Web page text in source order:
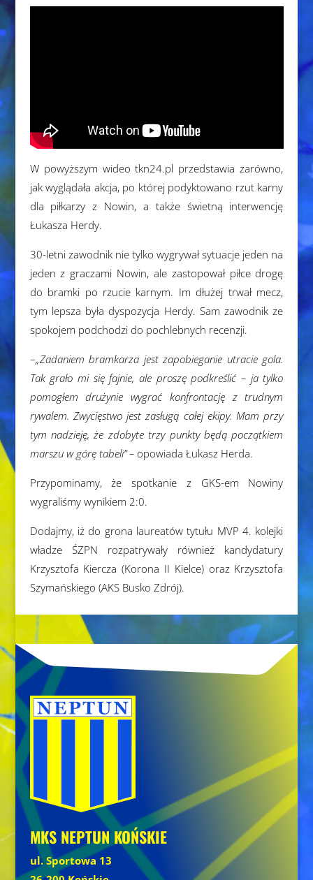
W powyższym wideo tkn24.pl przedstawia zarówno,
jak wyglądała akcja, po której podyktowano rzut karny
dla piłkarzy z Nowin, a także świetną interwencję
Łukasza Herdy.
30-letni zawodnik nie tylko wygrywał sytuacje jeden na
jeden z graczami Nowin, ale zastopował piłce drogę
do bramki po rzucie karnym. Im dłużej trwał mecz,
tym lepsza była dyspozycja Herdy. Sam zawodnik ze
spokojem podchodzi do pochlebnych recenzji.
–„Zadaniem bramkarza jest zapobieganie utracie gola.
Tak grało mi się fajnie, ale proszę podkreślić – ja tylko
pomogłem drużynie wygrać konfrontację z trudnym
rywalem. Zwycięstwo jest zasługą całej ekipy. Mam przy
tym nadzieję, że zdobyte trzy punkty będą początkiem
marszu w górę tabeli” –opowiada Łukasz Herda.
Przypominamy, że spotkanie z GKS-em Nowiny
wygraliśmy wynikiem 2:0.
Dodajmy, iż do grona laureatów tytułu MVP 4. kolejki
władze ŚZPN rozpatrywały również kandydatury
Krzysztofa Kiercza (Korona II Kielce) oraz Krzysztofa
Szymańskiego (AKS Busko Zdrój).
MKS NEPTUN KOŃSKIE
ul. Sportowa 13